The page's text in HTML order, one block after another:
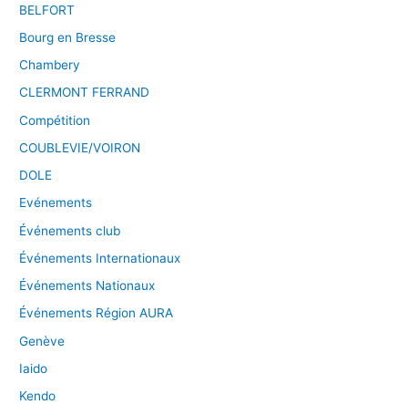
BELFORT
Bourg en Bresse
Chambery
CLERMONT FERRAND
Compétition
COUBLEVIE/VOIRON
DOLE
Evénements
Événements club
Événements Internationaux
Événements Nationaux
Événements Région AURA
Genève
Iaido
Kendo